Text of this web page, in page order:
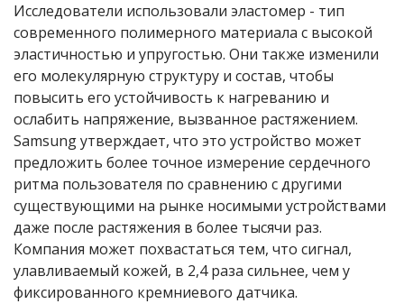
Исследователи использовали эластомер - тип
современного полимерного материала с высокой
эластичностью и упругостью. Они также изменили
его молекулярную структуру и состав, чтобы
повысить его устойчивость к нагреванию и
ослабить напряжение, вызванное растяжением.
Samsung утверждает, что это устройство может
предложить более точное измерение сердечного
ритма пользователя по сравнению с другими
существующими на рынке носимыми устройствами
даже после растяжения в более тысячи раз.
Компания может похвастаться тем, что сигнал,
улавливаемый кожей, в 2,4 раза сильнее, чем у
фиксированного кремниевого датчика.